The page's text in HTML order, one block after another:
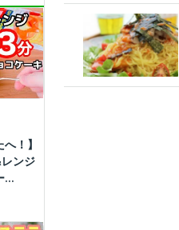
！】
ンジ
...